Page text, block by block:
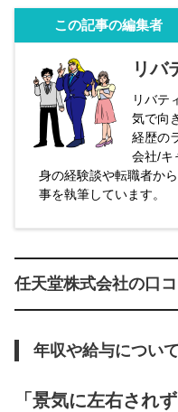
この記事の編集者
リバ
リバテ
気で向
経歴の
会社/キ
身の経験談や転職者か
事を執筆しています。
任天堂株式会社の口コ
年収や給与について
「景気に左右され